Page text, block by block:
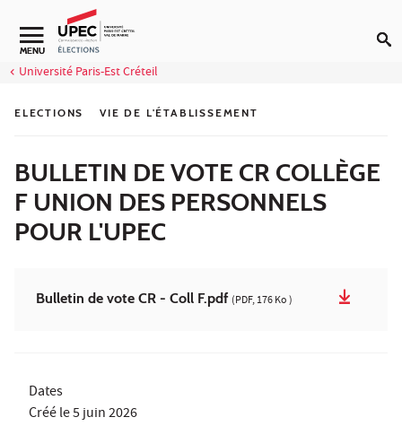
Aller au contenu
Navigation secondaire
MENU
Université Paris-Est Créteil
ELECTIONS VIE DE L'ÉTABLISSEMENT
BULLETIN DE VOTE CR COLLÈGE
F UNION DES PERSONNELS
POUR L'UPEC
Bulletin de vote CR - Coll F.pdf (PDF, 176 Ko )
Dates
Créé le5 juin 2026